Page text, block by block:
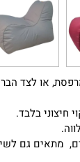
או לצד
חיצוני בלבד.
מתאים גם